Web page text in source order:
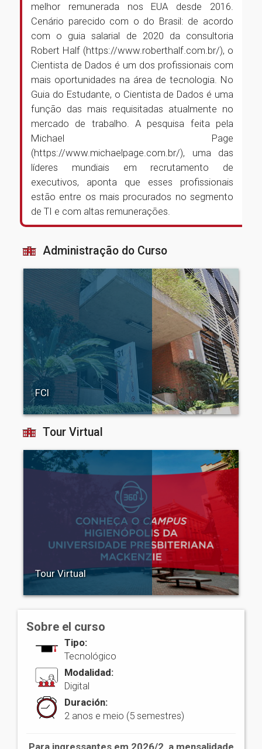
melhor remunerada nos EUA desde 2016.
Cenário parecido com o do Brasil: de acordo
com o guia salarial de 2020 da consultoria
Robert Half (https://www.roberthalf.com.br/), o
Cientista de Dados é um dos profissionais com
mais oportunidades na área de tecnologia. No
Guia do Estudante, o Cientista de Dados é uma
função das mais requisitadas atualmente no
mercado de trabalho. A pesquisa feita pela
Michael Page
(https://www.michaelpage.com.br/), uma das
líderes mundiais em recrutamento de
executivos, aponta que esses profissionais
estão entre os mais procurados no segmento
de TI e com altas remunerações.
Administração do Curso
FCI
Tour Virtual
Tour Virtual
Sobre el curso
Tipo:
Tecnológico
Modalidad:
Digital
Duración:
2 anos e meio (5 semestres)